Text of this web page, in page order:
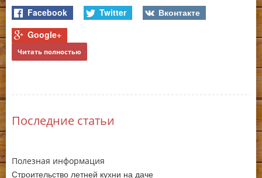
Facebook Twitter
Вконтакте
Google+
Читать полностью
Последние статьи
Полезная информация
Строительство летней кухни на даче